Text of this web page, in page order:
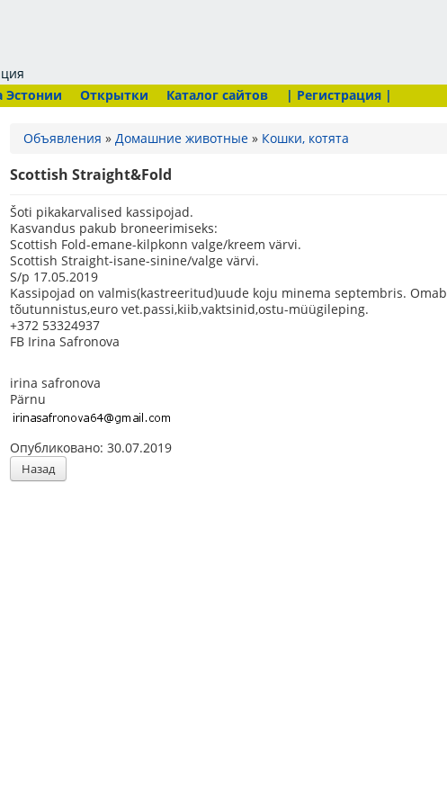
Эстонии Открытки Каталог сайтов
| Регистрация |
Объявления »Домашние животные » Кошки, котята
Scottish Straight&Fold
Šoti pikakarvalised kassipojad.
Kasvandus pakub broneerimiseks:
Scottish Fold-emane-kilpkonn valge/kreem värvi.
Scottish Straight-isane-sinine/valge värvi.
S/p 17.05.2019
Kassipojad on valmis(kastreeritud)uude koju minema septembris. Omab
tõutunnistus,euro vet.passi,kiib,vaktsinid,ostu-müügileping.
+372 53324937
FB Irina Safronova
irina safronova
Pärnu
Опубликовано: 30.07.2019
Назад